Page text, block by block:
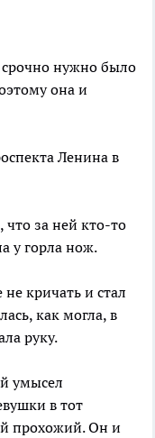
срочно нужно было
она и
Ленина в
за ней кто-то
у горла нож.
кричать и стал
как могла, в
руку.
умысел
в тот
прохожий. Он и